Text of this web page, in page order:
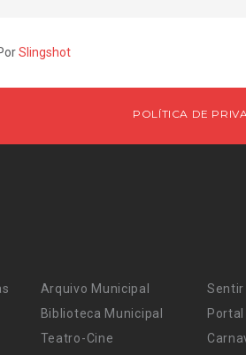
Slingshot
POLÍTICA DE
Arquivo Municipal
Biblioteca Municipal
Teatro-Cine
Sentir